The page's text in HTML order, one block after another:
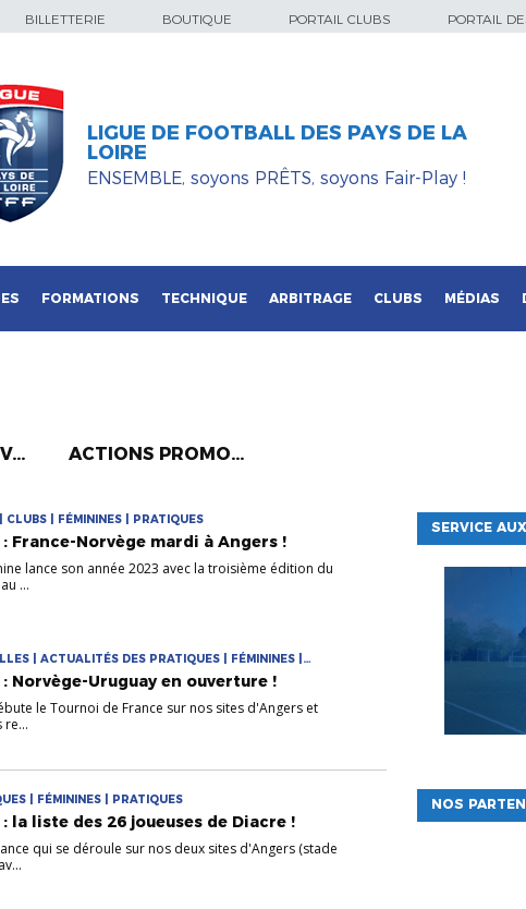
BILLETTERIE BOUTIQUE PORTAIL CLUBS PORTAIL
LIGUE DE FOOTBALL DES PAYS DE LA
LOIRE
ENSEMBLE, soyons PRÊTS, soyons Fair-Play !
FORMATIONS TECHNIQUE ARBITRAGE CLUBS MÉDIAS
ACTIONS PROMO...
| FÉMININES | PRATIQUES
France-Norvège mardi à Angers !
lance son année 2023 avec la troisième édition du
...
| ACTUALITÉS DES PRATIQUES | FÉMININES |
Norvège-Uruguay en ouverture !
le Tournoi de France sur nos sites d'Angers et
re...
| FÉMININES | PRATIQUES
la liste des 26 joueuses de Diacre !
qui se déroule sur nos deux sites d'Angers (stade
SERVICE
NOS